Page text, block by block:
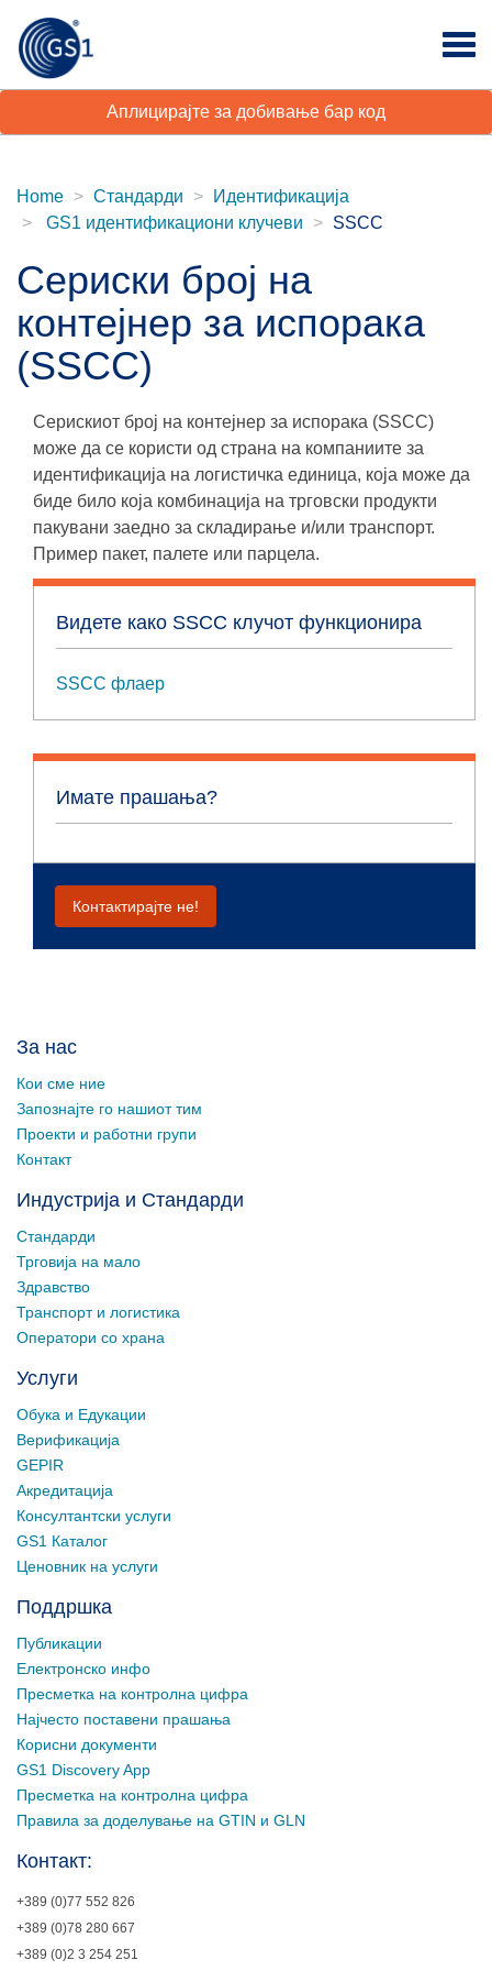
Аплицирајте за добивање бар код
Home Стандарди
Идентификација
GS1 идентификациони клучеви
SSCC
Сериски број на
контејнер за испорака
(SSCC)
Серискиот број на контејнер за испорака (SSCC)
може да се користи од страна на компаниите за
идентификација на логистичка единица, која може да
биде било која комбинација на трговски продукти
пакувани заедно за складирање и/или транспорт.
Пример пакет, палете или парцела.
Видете како SSCC клучот функционира
SSCC флаер
Имате прашања?
Контактирајте не!
За нас
Кои сме ние
Запознајте го нашиот тим
Проекти и работни групи
Контакт
Индустрија и Стандарди
Стандарди
Трговија на мало
Здравство
Транспорт и логистика
Оператори со храна
Услуги
Обука и Едукации
Верификација
GEPIR
Акредитација
Консултантски услуги
GS1 Каталог
Ценовник на услуги
Поддршка
Публикации
Електронско инфо
Пресметка на контролна цифра
Најчесто поставени прашања
Корисни документи
GS1 Discovery App
Пресметка на контролна цифра
Правила за доделување на GTIN и GLN
Контакт:
+389 (0)77 552 826
+389 (0)78 280 667
+389 (0)2 3 254 251